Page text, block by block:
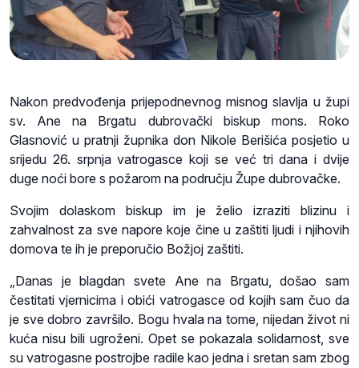
Nakon predvođenja prijepodnevnog misnog slavlja u župi
sv. Ane na Brgatu dubrovački biskup mons. Roko
Glasnović u pratnji župnika don Nikole Berišića posjetio u
srijedu 26. srpnja vatrogasce koji se već tri dana i dvije
duge noći bore s požarom na području Župe dubrovačke.
Svojim dolaskom biskup im je želio izraziti blizinu i
zahvalnost za sve napore koje čine u zaštiti ljudi i njihovih
domova te ih je preporučio Božjoj zaštiti.
„Danas je blagdan svete Ane na Brgatu, došao sam
čestitati vjernicima i obići vatrogasce od kojih sam čuo da
je sve dobro završilo. Bogu hvala na tome, nijedan život ni
kuća nisu bili ugroženi. Opet se pokazala solidarnost, sve
su vatrogasne postrojbe radile kao jedna i sretan sam zbog